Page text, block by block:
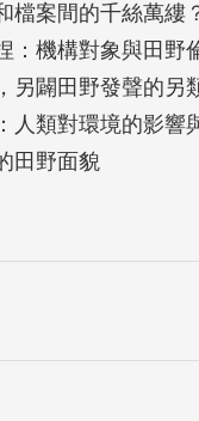
案間的千絲萬縷
機構對象與田野
闢田野發聲的另
類對環境的影響
野面貌